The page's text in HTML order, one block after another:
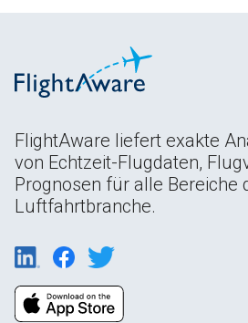
FlightAware liefert exakte
von Echtzeit-Flugdaten,
Prognosen für alle Bereiche
Luftfahrtbranche.